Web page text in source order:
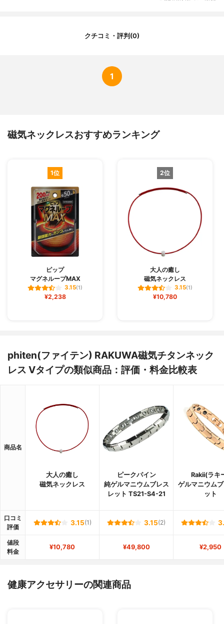
クチコミ・評判(0)
1
磁気ネックレスおすすめランキング
1位
ピップ
マグネループMAX
3.15(1)
¥2,238
2位
大人の癒し
磁気ネックレス
3.15(1)
¥10,780
phiten(ファイテン) RAKUWA磁気チタンネック
レス Vタイプの類似商品：評価・料金比較表
商品名
大人の癒し
磁気ネックレス
ピークパイン
純ゲルマニウムブレス
レット TS21-S4-21
Rakii(ラキ
ゲルマニウム
ット
口コミ
評価
3.15(1) 3.15(2)
値段
料金
¥10,780 ¥49,800 ¥2,950
健康アクセサリーの関連商品